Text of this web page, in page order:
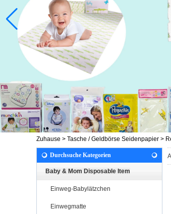
Zuhause > Tasche / Geldbörse Seidenpapier >
Durchsuche Kategorien
Baby & Mom Disposable Item
Einweg-Babylätzchen
Einwegmatte